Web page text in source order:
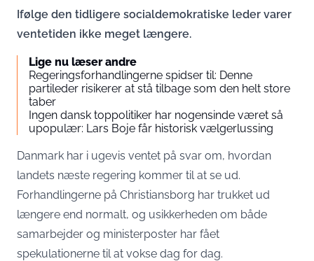
Ifølge den tidligere socialdemokratiske leder varer
ventetiden ikke meget længere.
Lige nu læser andre
Regeringsforhandlingerne spidser til: Denne
partileder risikerer at stå tilbage som den helt store
taber
Ingen dansk toppolitiker har nogensinde været så
upopulær: Lars Boje får historisk vælgerlussing
Danmark har i ugevis ventet på svar om, hvordan
landets næste regering kommer til at se ud.
Forhandlingerne på Christiansborg har trukket ud
længere end normalt, og usikkerheden om både
samarbejder og ministerposter har fået
spekulationerne til at vokse dag for dag.